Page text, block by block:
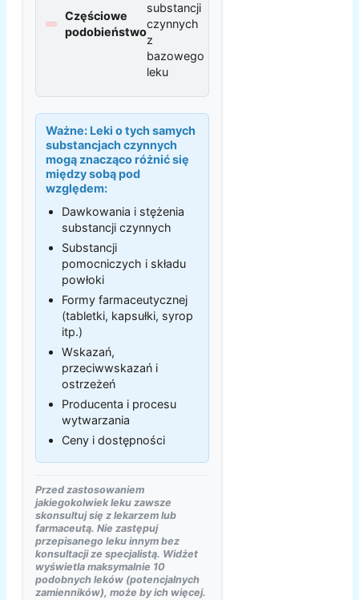
Częściowe
podobieństwo
substancji
czynnych
z
bazowego
leku
Ważne: Leki o tych samych
substancjach czynnych
mogą znacząco różnić się
między sobą pod
względem:
Dawkowania i stężenia
substancji czynnych
Substancji
pomocniczych i składu
powłoki
Formy farmaceutycznej
(tabletki, kapsułki, syrop
itp.)
Wskazań,
przeciwwskazań i
ostrzeżeń
Producenta i procesu
wytwarzania
Ceny i dostępności
Przed zastosowaniem
jakiegokolwiek leku zawsze
skonsultuj się z lekarzem lub
farmaceutą. Nie zastępuj
przepisanego leku innym bez
konsultacji ze specjalistą. Widżet
wyświetla maksymalnie 10
podobnych leków (potencjalnych
zamienników), może by ich więcej.